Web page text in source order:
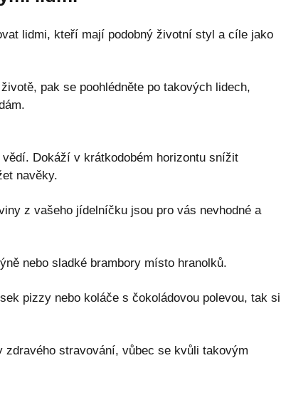
lidmi, kteří mají podobný životní styl a cíle jako
pak se poohlédněte po takových lidech,
Dokáží v krátkodobém horizontu snížit
navěky.
z vašeho jídelníčku jsou pro vás nevhodné a
nebo sladké brambory místo hranolků.
pizzy nebo koláče s čokoládovou polevou, tak si
stravování, vůbec se kvůli takovým